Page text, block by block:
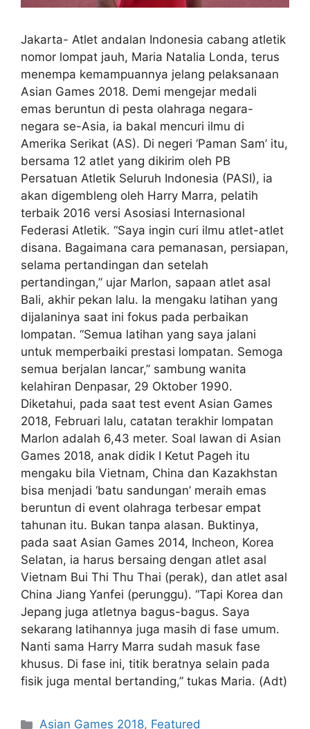
Jakarta- Atlet andalan Indonesia cabang atletik
nomor lompat jauh, Maria Natalia Londa, terus
menempa kemampuannya jelang pelaksanaan
Asian Games 2018. Demi mengejar medali
emas beruntun di pesta olahraga negara-
negara se-Asia, ia bakal mencuri ilmu di
Amerika Serikat (AS). Di negeri ‘Paman Sam’ itu,
bersama 12 atlet yang dikirim oleh PB
Persatuan Atletik Seluruh Indonesia (PASI), ia
akan digembleng oleh Harry Marra, pelatih
terbaik 2016 versi Asosiasi Internasional
Federasi Atletik. “Saya ingin curi ilmu atlet-atlet
disana. Bagaimana cara pemanasan, persiapan,
selama pertandingan dan setelah
pertandingan,” ujar Marlon, sapaan atlet asal
Bali, akhir pekan lalu. Ia mengaku latihan yang
dijalaninya saat ini fokus pada perbaikan
lompatan. “Semua latihan yang saya jalani
untuk memperbaiki prestasi lompatan. Semoga
semua berjalan lancar,” sambung wanita
kelahiran Denpasar, 29 Oktober 1990.
Diketahui, pada saat test event Asian Games
2018, Februari lalu, catatan terakhir lompatan
Marlon adalah 6,43 meter. Soal lawan di Asian
Games 2018, anak didik I Ketut Pageh itu
mengaku bila Vietnam, China dan Kazakhstan
bisa menjadi ‘batu sandungan’ meraih emas
beruntun di event olahraga terbesar empat
tahunan itu. Bukan tanpa alasan. Buktinya,
pada saat Asian Games 2014, Incheon, Korea
Selatan, ia harus bersaing dengan atlet asal
Vietnam Bui Thi Thu Thai (perak), dan atlet asal
China Jiang Yanfei (perunggu). “Tapi Korea dan
Jepang juga atletnya bagus-bagus. Saya
sekarang latihannya juga masih di fase umum.
Nanti sama Harry Marra sudah masuk fase
khusus. Di fase ini, titik beratnya selain pada
fisik juga mental bertanding,” tukas Maria. (Adt)
Asian Games 2018, Featured